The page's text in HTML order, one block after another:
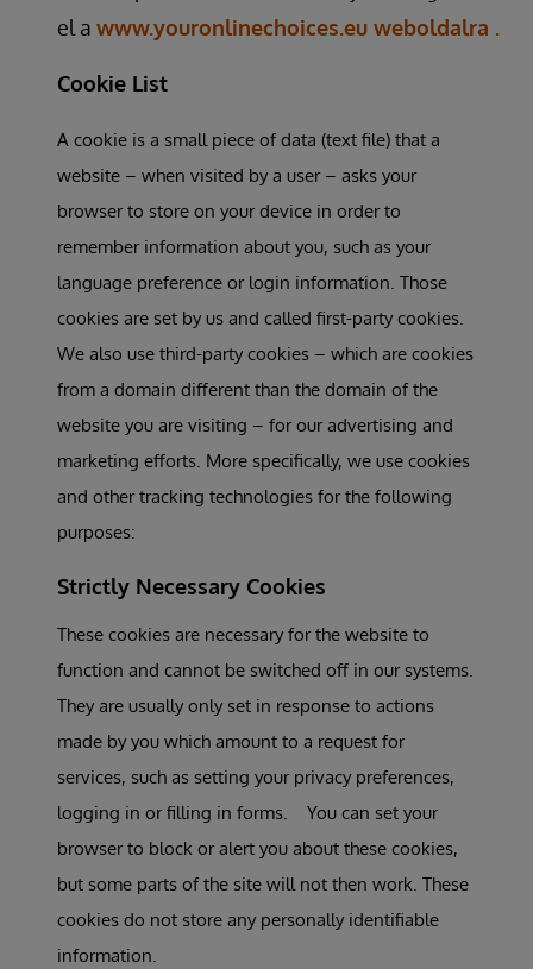
el a www.youronlinechoices.eu weboldalra .
Cookie List
A cookie is a small piece of data (text file) that a
website – when visited by a user – asks your
browser to store on your device in order to
remember information about you, such as your
language preference or login information. Those
cookies are set by us and called first-party cookies.
We also use third-party cookies – which are cookies
from a domain different than the domain of the
website you are visiting – for our advertising and
marketing efforts. More specifically, we use cookies
and other tracking technologies for the following
purposes:
Strictly Necessary Cookies
These cookies are necessary for the website to
function and cannot be switched off in our systems.
They are usually only set in response to actions
made by you which amount to a request for
services, such as setting your privacy preferences,
logging in or filling in forms. You can set your
browser to block or alert you about these cookies,
but some parts of the site will not then work. These
cookies do not store any personally identifiable
information.